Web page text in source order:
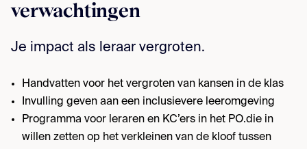
verwachtingen
Je impact als leraar vergroten.
Handvatten voor het vergroten van kansen in de klas
Invulling geven aan een inclusievere leeromgeving
Programma voor leraren en KC’ers in het PO.die in
willen zetten op het verkleinen van de kloof tussen